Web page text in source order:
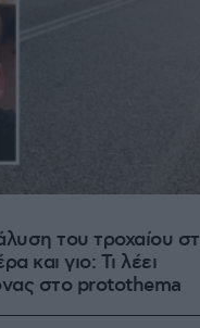
του τροχαίου
και γιο: Τι λέει
στο protothema